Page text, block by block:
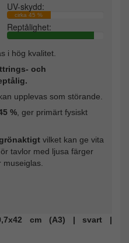
UV-skydd:
cirka 45 %
Reptålighet:
i hög kvalitet.
och
upplevas som störande.
%, ger primärt fysiskt
vilket kan ge vita
tavlor med ljusa färger
museiglas.
cm (A3) | svart |